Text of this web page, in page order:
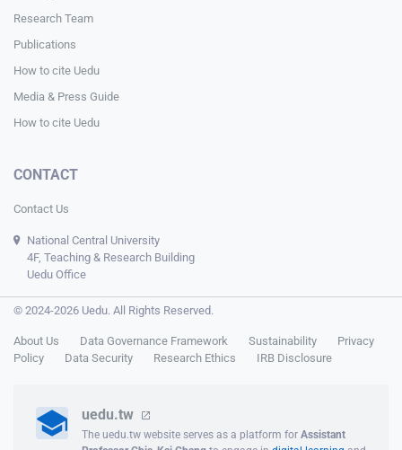
Research Team
Publications
How to cite Uedu
Media & Press Guide
How to cite Uedu
CONTACT
Contact Us
National Central University
4F, Teaching & Research Building
Uedu Office
© 2024-2026 Uedu. All Rights Reserved.
About Us Data Governance Framework Sustainability
Privacy
Policy
Data Security Research Ethics IRB Disclosure
uedu.tw
The uedu.tw website serves as a platform for Assistant